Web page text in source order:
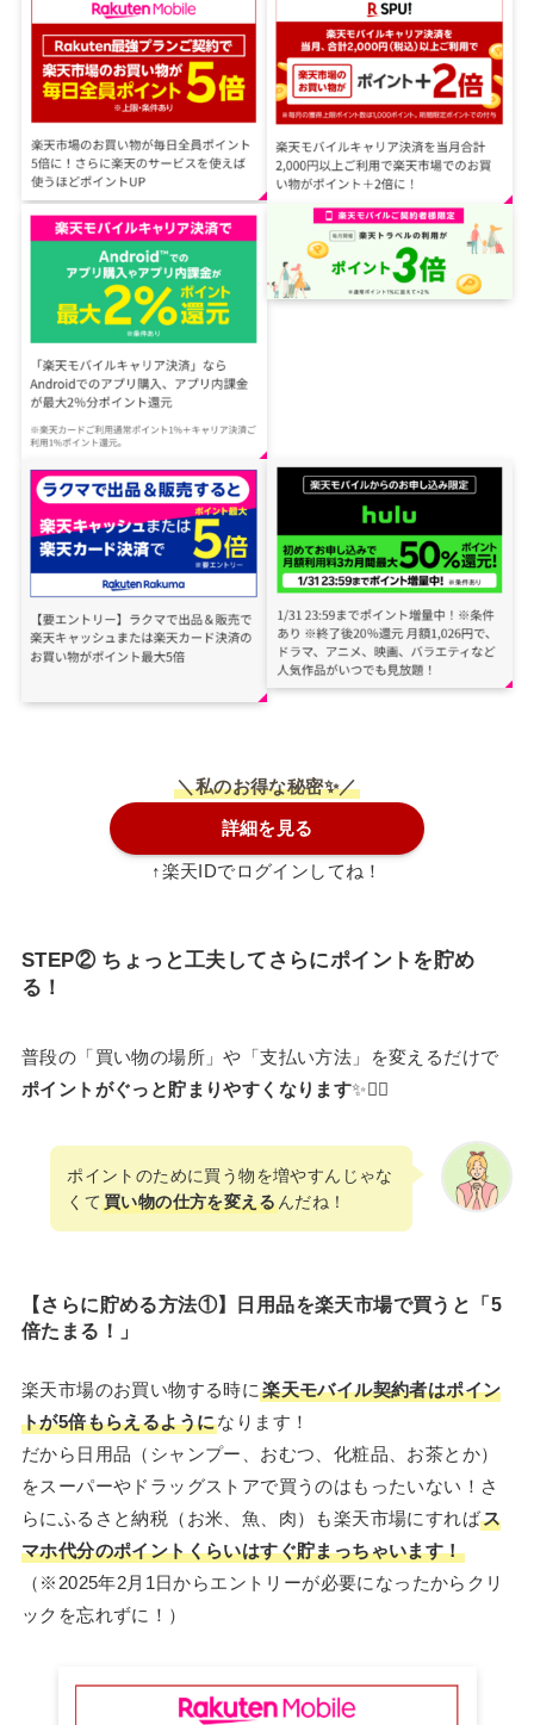
＼私のお得な秘密✨／
詳細を見る
↑楽天IDでログインしてね！
STEP② ちょっと工夫してさらにポイントを貯め
る！
普段の「買い物の場所」や「支払い方法」を変えるだけで
ポイントがぐっと貯まりやすくなります✨🙆‍♀️
ポイントのために買う物を増やすんじゃな
くて買い物の仕方を変える んだね！
【さらに貯める方法①】日用品を楽天市場で買うと「5
倍たまる！」
楽天市場のお買い物する時に楽天モバイル契約者はポイン
トが5倍もらえるようになります！
だから日用品（シャンプー、おむつ、化粧品、お茶とか）
をスーパーやドラッグストアで買うのはもったいない！さ
らにふるさと納税（お米、魚、肉）も楽天市場にすればス
マホ代分のポイントくらいはすぐ貯まっちゃいます！
（※2025年2月1日からエントリーが必要になったからクリ
ックを忘れずに！）